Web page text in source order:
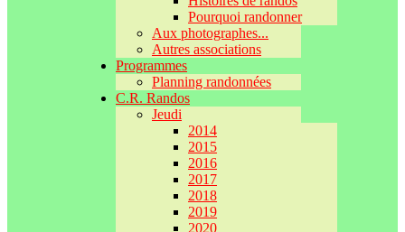
Pourquoi randonner
Aux photographes...
Autres associations
Programmes
Planning randonnées
C.R. Randos
Jeudi
2014
2015
2016
2017
2018
2019
2020